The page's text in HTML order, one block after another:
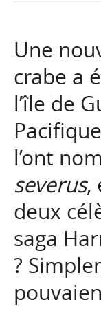
Une
crabe a
l’île de
l’ont
severus,
deux
saga
?